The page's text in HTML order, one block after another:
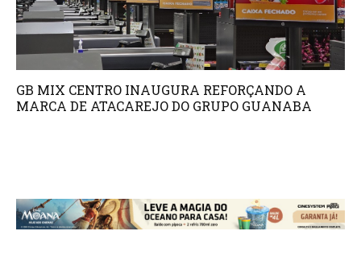
GB MIX CENTRO INAUGURA REFORÇANDO A
MARCA DE ATACAREJO DO GRUPO GUANABA